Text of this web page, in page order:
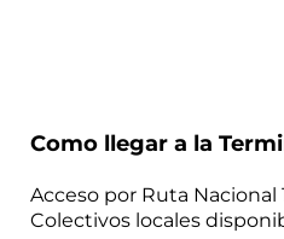
Como llegar a la
Acceso por Ruta Nacional
Colectivos locales